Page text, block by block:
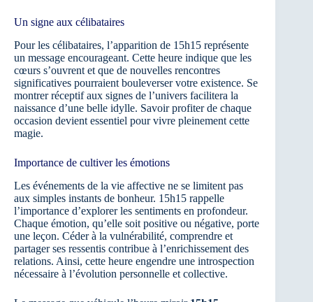
Un signe aux célibataires
Pour les célibataires, l’apparition de 15h15 représente
un message encourageant. Cette heure indique que les
cœurs s’ouvrent et que de nouvelles rencontres
significatives pourraient bouleverser votre existence. Se
montrer réceptif aux signes de l’univers facilitera la
naissance d’une belle idylle. Savoir profiter de chaque
occasion devient essentiel pour vivre pleinement cette
magie.
Importance de cultiver les émotions
Les événements de la vie affective ne se limitent pas
aux simples instants de bonheur. 15h15 rappelle
l’importance d’explorer les sentiments en profondeur.
Chaque émotion, qu’elle soit positive ou négative, porte
une leçon. Céder à la vulnérabilité, comprendre et
partager ses ressentis contribue à l’enrichissement des
relations. Ainsi, cette heure engendre une introspection
nécessaire à l’évolution personnelle et collective.